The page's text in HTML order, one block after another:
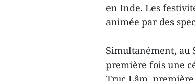
en Inde. Les
animée par des
Simultanément, au
première fois une